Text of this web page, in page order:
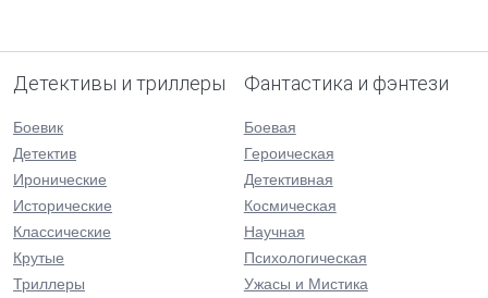
Детективы и триллеры
Боевик
Детектив
Иронические
Исторические
Классические
Крутые
Триллеры
Фантастика и фэнтези
Боевая
Героическая
Детективная
Космическая
Научная
Психологическая
Ужасы и Мистика